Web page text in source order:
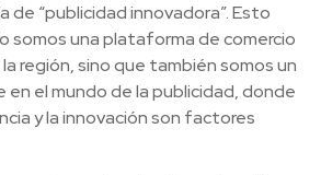
de “publicidad innovadora”. Esto
somos una plataforma de comercio
región, sino que también somos un
el mundo de la publicidad, donde
y la innovación son factores